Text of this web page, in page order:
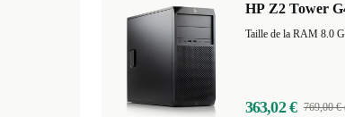
HP Z2 Tower
Taille de la RAM 8.0
363,02 € 769,00 €